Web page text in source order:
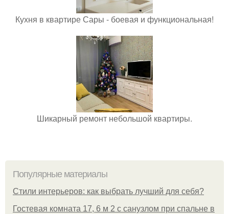
Кухня в квартире Сары - боевая и функциональная!
Шикарный ремонт небольшой квартиры.
Популярные материалы
Стили интерьеров: как выбрать лучший для себя?
Гостевая комната 17, 6 м 2 с санузлом при спальне в